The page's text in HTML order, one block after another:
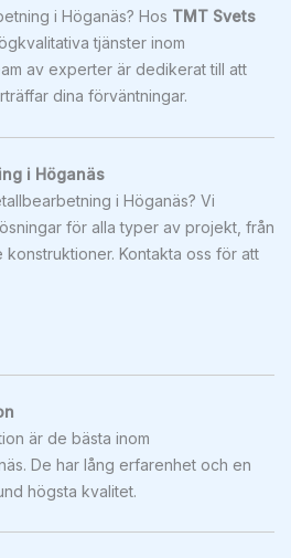
i Höganäs? Hos TMT Svets
tjänster inom
av experter är dedikerat till att
dina förväntningar.
i Höganäs
i Höganäs? Vi
för alla typer av projekt, från
Kontakta oss för att
är de bästa inom
De har lång erfarenhet och en
högsta kvalitet.